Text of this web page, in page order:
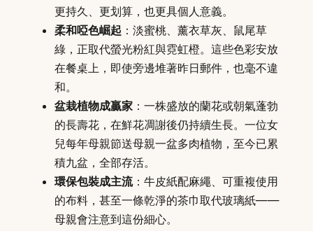
更持久、更划算，也更具個人意義。
柔和啞色崛起 ：淡蜜桃、薰衣草灰、鼠尾草
綠，正取代螢光粉紅與霓虹橙。這些色彩安放
在餐桌上，即使旁邊堆著昨日郵件，也毫不違
和。
盆栽植物成贏家 ：一株盛放的蘭花或朝氣蓬勃
的長壽花，在鮮花凋謝後仍持續生長。一位女
兒每年母親節送母親一盆多肉植物，至今已累
積九盆，全部存活。
環保包裝成主流：牛皮紙配麻繩、可重複使用
的布料，甚至一條乾淨的茶巾取代玻璃紙——
母親會注意到這份細心。